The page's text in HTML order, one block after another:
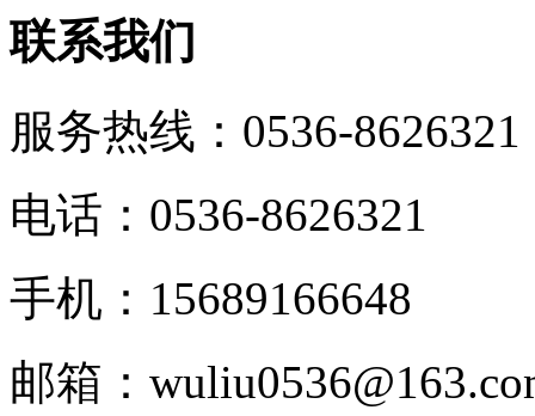
联系我们
服务热线： 0536-8626321
电话：0536-8626321
手机：15689166648
邮箱：